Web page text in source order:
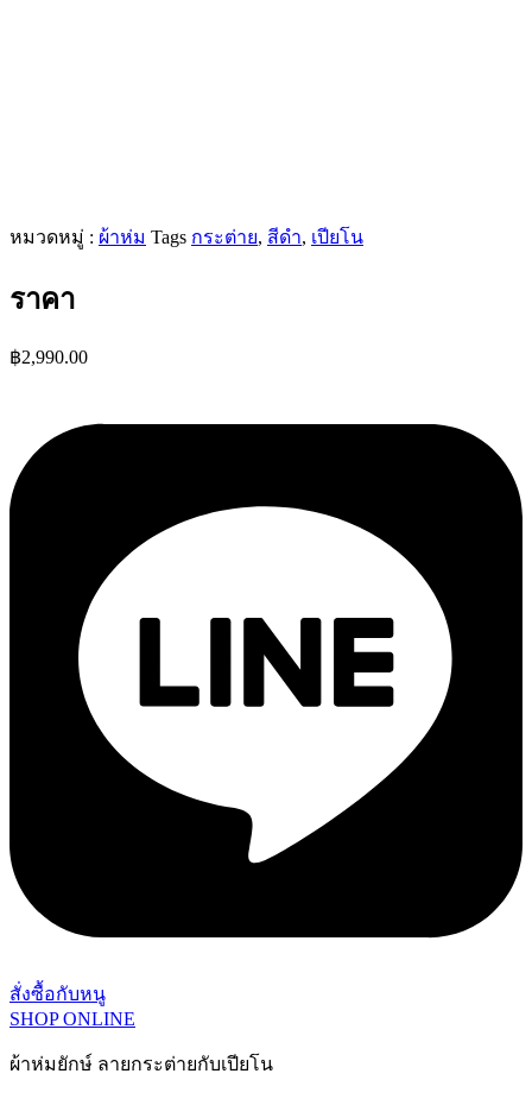
หมวดหมู่ : ผ้าห่ม Tags กระต่าย, สีดำ, เปียโน
ราคา
฿2,990.00
สั่งซื้อกับหนู
SHOP ONLINE
ผ้าห่มยักษ์ ลายกระต่ายกับเปียโน